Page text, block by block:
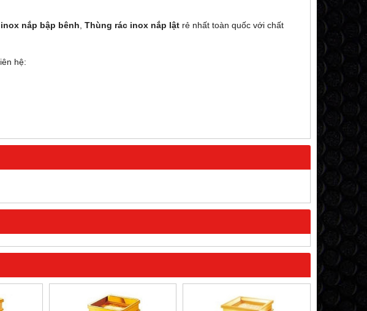
nắp bập bênh Thùng rác inox nắp lật rẻ nhất toàn quốc với chất
hệ: